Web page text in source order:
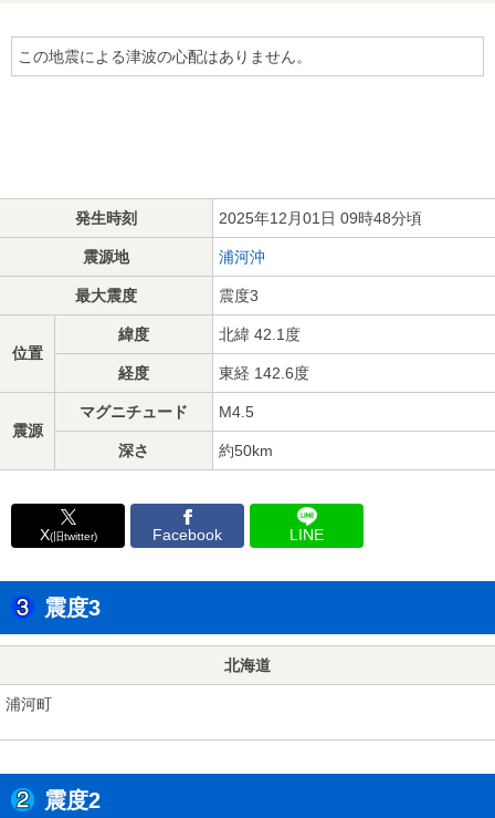
この地震による津波の心配はありません。
発生時刻 2025年12月01日 09時48分頃
震源地 浦河沖
最大震度 震度3
位置
緯度 北緯 42.1度
経度 東経 142.6度
震源
マグニチュード M4.5
深さ 約50km
X(旧twitter) Facebook LINE
震度3
北海道
浦河町
震度2